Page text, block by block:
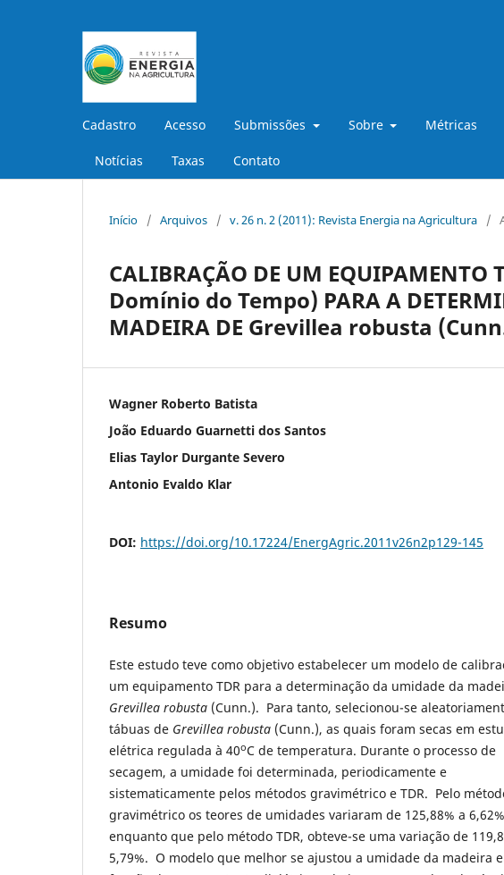
Cadastro Acesso Submissões Sobre Métricas
Notícias Taxas Contato
Início / Arquivos / v. 26 n. 2 (2011): Revista Energia na Agricultura /
CALIBRAÇÃO DE UM
Domínio do Tempo) PARA A
MADEIRA DE Grevillea robusta
Wagner Roberto Batista
João Eduardo Guarnetti dos Santos
Elias Taylor Durgante Severo
Antonio Evaldo Klar
DOI: https://doi.org/10.17224/EnergAgric.2011v26n2p129-145
Resumo
Este estudo teve como objetivo estabelecer um modelo de
um equipamento TDR para a determinação da umidade da
Grevillea robusta (Cunn.). Para tanto, selecionou-se
tábuas de Grevillea robusta (Cunn.), as quais foram secas em
elétrica regulada à 40oC de temperatura. Durante o processo de
secagem, a umidade foi determinada, periodicamente e
sistematicamente pelos métodos gravimétrico e TDR. Pelo
gravimétrico os teores de umidades variaram de 125,88% a 6,62%
enquanto que pelo método TDR, obteve-se uma variação de
5,79%. O modelo que melhor se ajustou a umidade da madeira